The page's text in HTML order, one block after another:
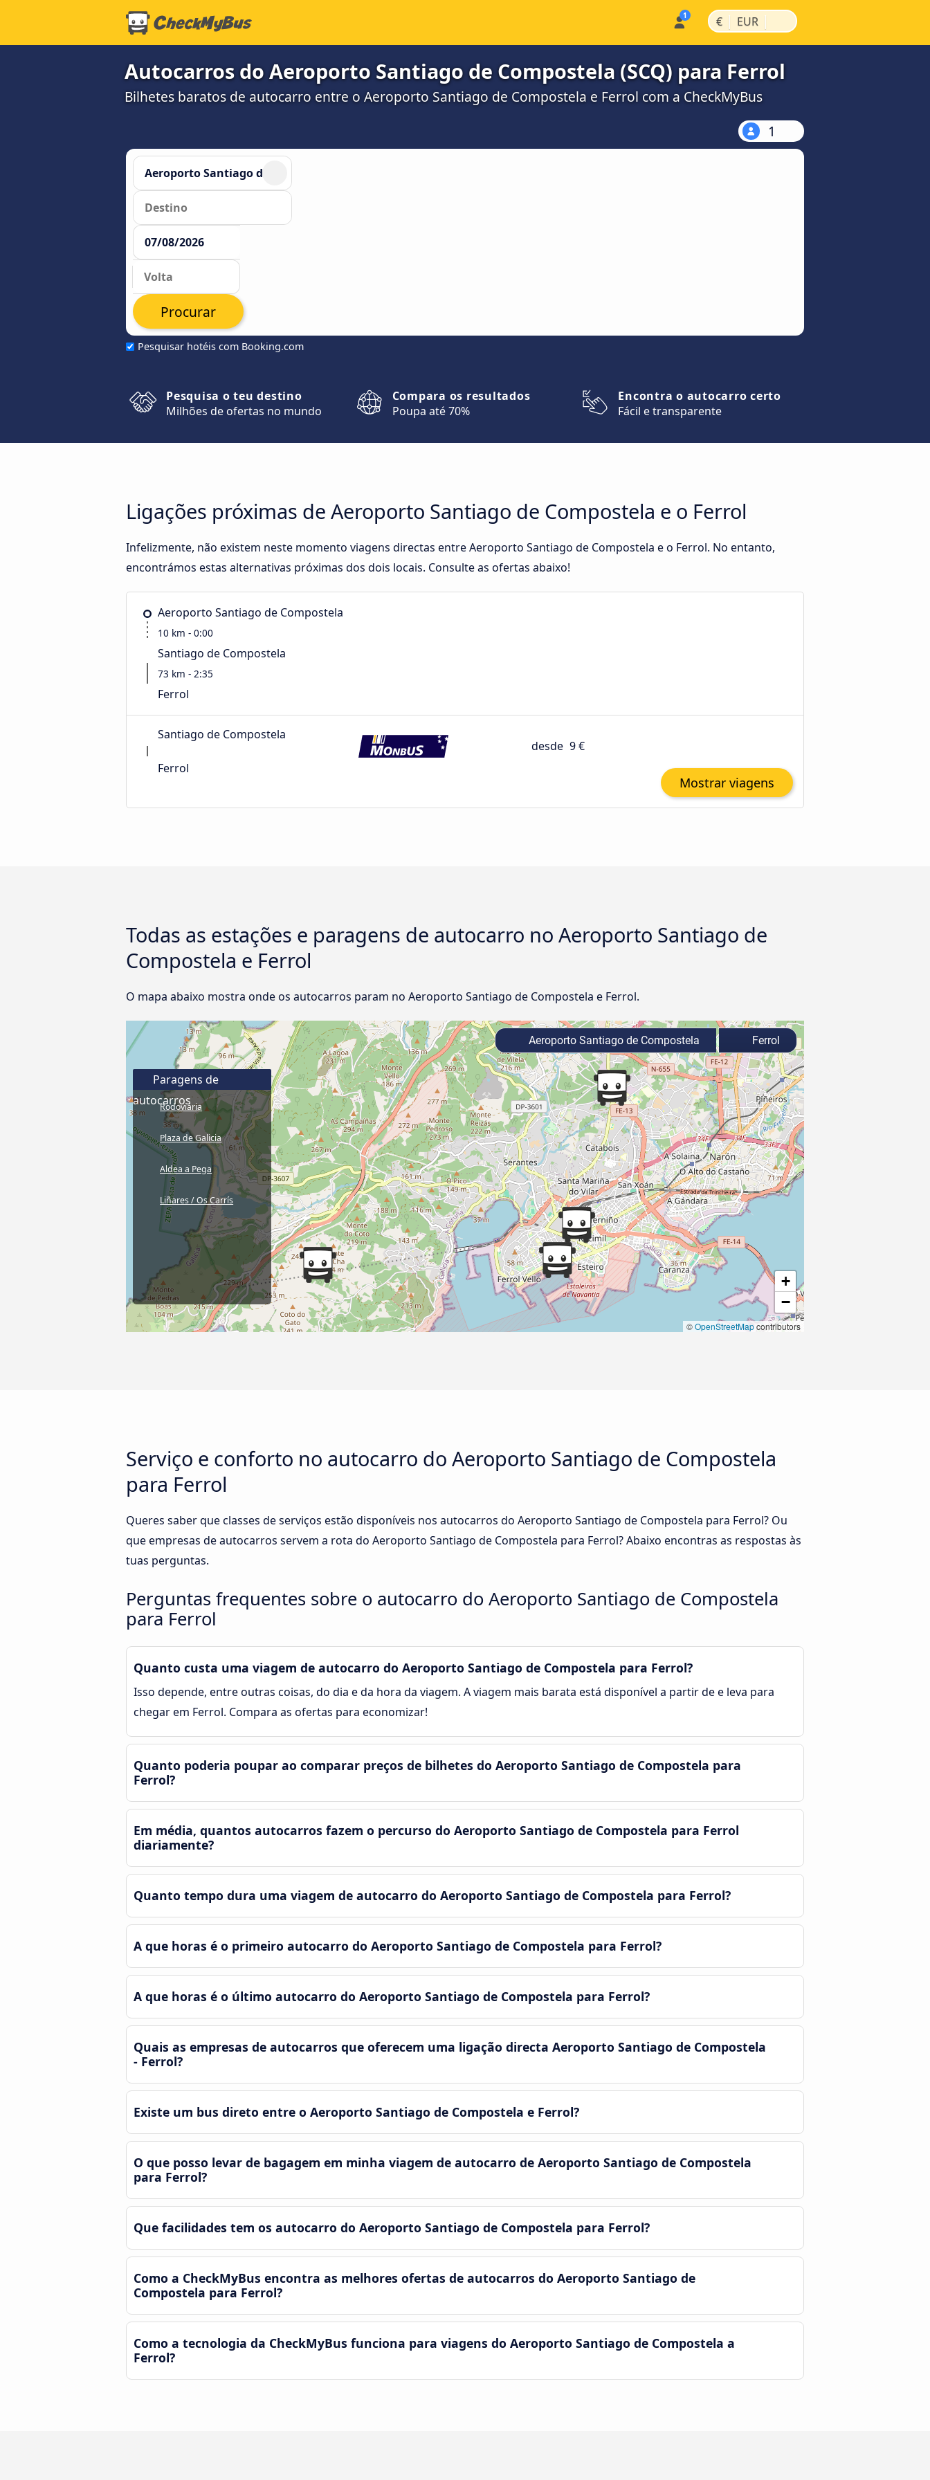
€ | EUR |
Autocarros do Aeroporto Santiago de Compostela (SCQ) para Ferrol
Bilhetes baratos de autocarro entre o Aeroporto Santiago de Compostela e Ferrol com a CheckMyBus
1
Pesquisar hotéis com Booking.com
Procurar
Pesquisa o teu destino
Milhões de ofertas no mundo
Compara os resultados
Poupa até 70%
Encontra o autocarro certo
Fácil e transparente
Ligações próximas de Aeroporto Santiago de Compostela e o Ferrol
Infelizmente, não existem neste momento viagens directas entre Aeroporto Santiago de Compostela e o Ferrol. No entanto,
encontrámos estas alternativas próximas dos dois locais. Consulte as ofertas abaixo!
Aeroporto Santiago de Compostela
10 km - 0:00
Santiago de Compostela
73 km - 2:35
Ferrol
Santiago de Compostela
Ferrol
desde 9 €
Mostrar viagens
Todas as estações e paragens de autocarro no Aeroporto Santiago de
Compostela e Ferrol
O mapa abaixo mostra onde os autocarros param no Aeroporto Santiago de Compostela e Ferrol.
+
−
©OpenStreetMapcontributors
Paragens de
autocarros
Rodoviária
Plaza de Galicia
Aldea a Pega
Liñares / Os Carrís
Aeroporto Santiago de Compostela Ferrol
Serviço e conforto no autocarro do Aeroporto Santiago de Compostela
para Ferrol
Queres saber que classes de serviços estão disponíveis nos autocarros do Aeroporto Santiago de Compostela para Ferrol? Ou
que empresas de autocarros servem a rota do Aeroporto Santiago de Compostela para Ferrol? Abaixo encontras as respostas às
tuas perguntas.
Perguntas frequentes sobre o autocarro do Aeroporto Santiago de Compostela
para Ferrol
Quanto custa uma viagem de autocarro do Aeroporto Santiago de Compostela para Ferrol?
Isso depende, entre outras coisas, do dia e da hora da viagem. A viagem mais barata está disponível a partir de e leva para
chegar em Ferrol. Compara as ofertas para economizar!
Quanto poderia poupar ao comparar preços de bilhetes do Aeroporto Santiago de Compostela para
Ferrol?
Em média, quantos autocarros fazem o percurso do Aeroporto Santiago de Compostela para Ferrol
diariamente?
Quanto tempo dura uma viagem de autocarro do Aeroporto Santiago de Compostela para Ferrol?
A que horas é o primeiro autocarro do Aeroporto Santiago de Compostela para Ferrol?
A que horas é o último autocarro do Aeroporto Santiago de Compostela para Ferrol?
Quais as empresas de autocarros que oferecem uma ligação directa Aeroporto Santiago de Compostela
- Ferrol?
Existe um bus direto entre o Aeroporto Santiago de Compostela e Ferrol?
O que posso levar de bagagem em minha viagem de autocarro de Aeroporto Santiago de Compostela
para Ferrol?
Que facilidades tem os autocarro do Aeroporto Santiago de Compostela para Ferrol?
Como a CheckMyBus encontra as melhores ofertas de autocarros do Aeroporto Santiago de
Compostela para Ferrol?
Como a tecnologia da CheckMyBus funciona para viagens do Aeroporto Santiago de Compostela a
Ferrol?